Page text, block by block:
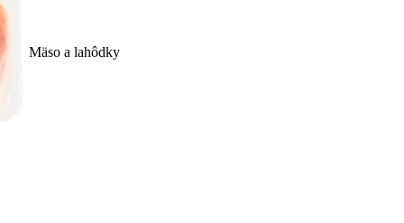
Mäso a lahôdky